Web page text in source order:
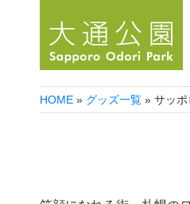
HOME » グッズ一覧 » サッ